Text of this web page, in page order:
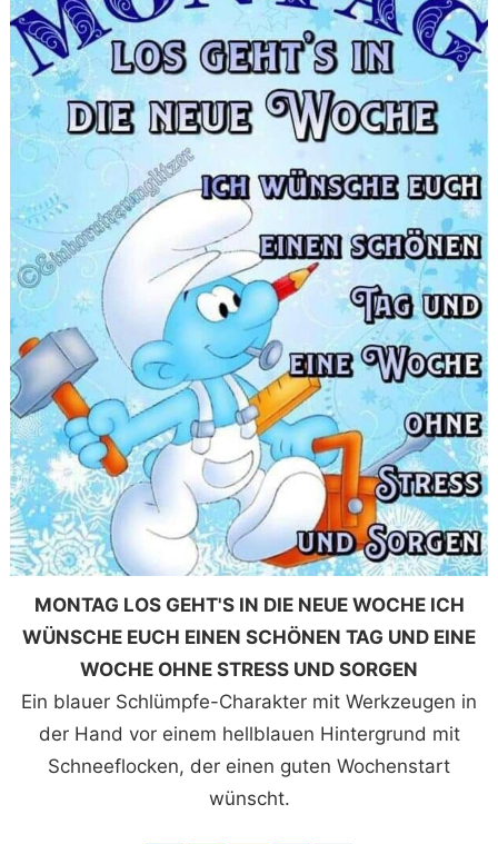
MONTAG LOS GEHT'S IN DIE NEUE WOCHE ICH
WÜNSCHE EUCH EINEN SCHÖNEN TAG UND EINE
WOCHE OHNE STRESS UND SORGEN
Ein blauer Schlümpfe-Charakter mit Werkzeugen in
der Hand vor einem hellblauen Hintergrund mit
Schneeflocken, der einen guten Wochenstart
wünscht.